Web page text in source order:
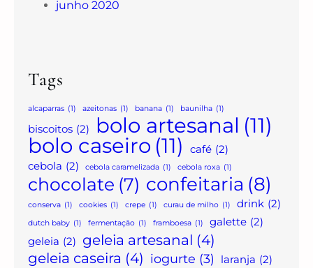
junho 2020
Tags
alcaparras (1) azeitonas (1) banana (1) baunilha (1)
biscoitos (2) bolo artesanal (11)
bolo caseiro (11) café (2)
cebola (2) cebola caramelizada (1) cebola roxa (1)
chocolate (7) confeitaria (8)
conserva (1) cookies (1) crepe (1) curau de milho (1) drink (2)
dutch baby (1) fermentação (1) framboesa (1) galette (2)
geleia (2) geleia artesanal (4)
geleia caseira (4) iogurte (3) laranja (2)